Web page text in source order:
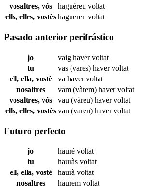
vosaltres, vós
haguéreu voltat
ells, elles, vostès hagueren voltat
Pasado anterior perifrástico
jo vaig havervoltat
tu
vas (vares) havervoltat
ell, ella, vostè
va havervoltat
nosaltres
vam (vàrem) havervoltat
vosaltres, vós
vau (vàreu) havervoltat
ells, elles, vostès van (varen) havervoltat
Futuro perfecto
jo hauré voltat
tu
hauràs voltat
ell, ella, vostè
haurà voltat
nosaltres
haurem voltat